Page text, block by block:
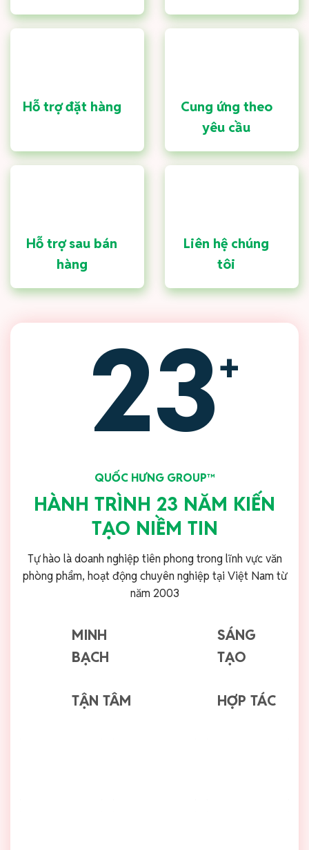
Hỗ trợ đặt hàng
Cung ứng theo
yêu cầu
Hỗ trợ sau bán
hàng
Liên hệ chúng
tôi
23+
QUỐC HƯNG GROUP™
HÀNH TRÌNH 23 NĂM KIẾN
TẠO NIỀM TIN
Tự hào là doanh nghiệp tiên phong trong lĩnh vực văn
phòng phẩm, hoạt động chuyên nghiệp tại Việt Nam từ
năm 2003
MINH
BẠCH
SÁNG
TẠO
TẬN TÂM HỢP TÁC